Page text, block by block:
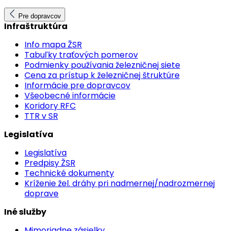
Pre dopravcov
Infraštruktúra
Info mapa ŽSR
Tabuľky traťových pomerov
Podmienky používania železničnej siete
Cena za prístup k železničnej štruktúre
Informácie pre dopravcov
Všeobecné informácie
Koridory RFC
TTR v SR
Legislatíva
Legislatíva
Predpisy ŽSR
Technické dokumenty
Kríženie žel. dráhy pri nadmernej/nadrozmernej
doprave
Iné služby